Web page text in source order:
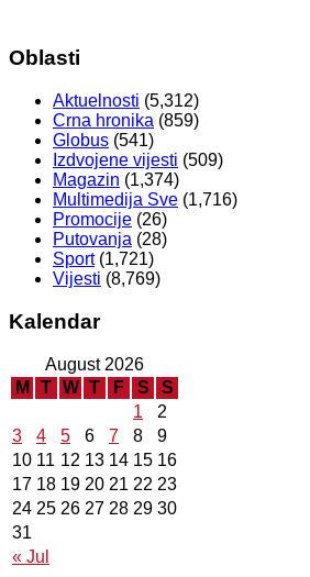
Oblasti
Aktuelnosti (5,312)
Crna hronika (859)
Globus (541)
Izdvojene vijesti (509)
Magazin (1,374)
Multimedija Sve (1,716)
Promocije (26)
Putovanja (28)
Sport(1,721)
Vijesti (8,769)
Kalendar
August 2026
M
T W T F S S
« Jul
1
2
3
4 5 6 7 8
9
10 11 12 13 14 15 16
17 18 19 20 21 22 23
24 25 26 27 28 29 30
31